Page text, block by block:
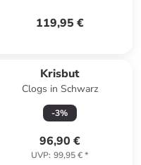
119,95 €
Krisbut
Clogs in Schwarz
-3%
96,90 €
UVP: 99,95 €*